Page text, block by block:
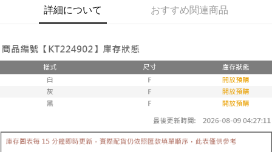
1. 分割払いの金額は電信請求書に統合されず、「OP Pay Later」は毎月の
締め日後に支払いリマインダーのSMSを送信します。
支払いを選択できます。
【注意事項】
1. 本サービスは「台湾大哥大株式会社」（以下「当社」といいます）によ
って提供され、ユーザーが取引時に本サービスを通じて商品やサービスを
購入できるようにし、店舗が売買／分割払い売買の債権を当社に譲渡した
2. 「OP Pay Later」を利用する契約関係の目的から、店舗はあなたの個人
および利用するために、当社があなた本人と分割請求書に必要な情報の確
代金納付期限は最短で 14 日以内ですので、ご注意ください。AFTEE アプ
リをダウンロードして AFTEE 会員になるとお支払い期限を最長 45 日以内
お支払期限は、ショップが請求した期日と、AFTEEで延長できる日数をも
とに計算されます。AFTEEで注文すると、商品を受け取るまで支払い期限
を延長できますが、商品を期限内に受け取れない場合があります（例：予
わらず、AFTEEで指定された期限内にお支払いください。
1.初回 AFTEEを ご利用の際に、認証結果及び当社の審査の結果に基づ
き、限度額が設定されます。
已關閉，請勿下單
已關閉，請勿下單(付取)
配送毎にNT$10,000
7-11取貨付款
配送毎にNT$60、NT$1,800以上で送料無料
付款後7-11取貨
配送毎にNT$60、NT$1,600以上で送料無料
詳細について おすすめ関連商品